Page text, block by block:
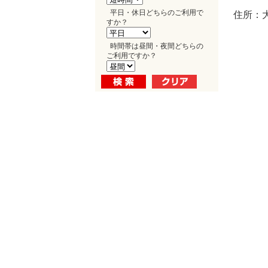
平日・休日どちらのご利用で
すか？
時間帯は昼間・夜間どちらの
ご利用ですか？
住所：